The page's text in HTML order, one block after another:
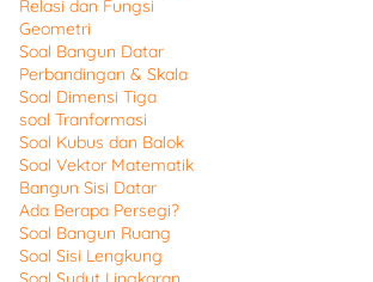
Relasi dan Fungsi
Geometri
Soal Bangun Datar
Perbandingan & Skala
Soal Dimensi Tiga
soal Tranformasi
Soal Kubus dan Balok
Soal Vektor Matematik
Bangun Sisi Datar
Ada Berapa Persegi?
Soal Bangun Ruang
Soal Sisi Lengkung